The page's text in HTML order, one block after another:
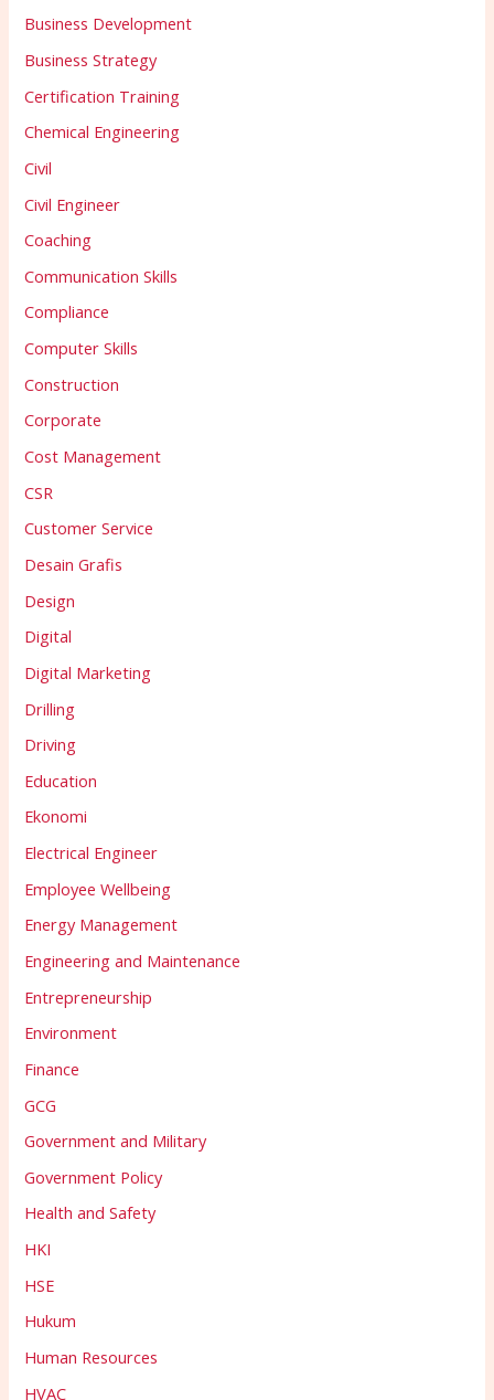
Business Development
Business Strategy
Certification Training
Chemical Engineering
Civil
Civil Engineer
Coaching
Communication Skills
Compliance
Computer Skills
Construction
Corporate
Cost Management
CSR
Customer Service
Desain Grafis
Design
Digital
Digital Marketing
Drilling
Driving
Education
Ekonomi
Electrical Engineer
Employee Wellbeing
Energy Management
Engineering and Maintenance
Entrepreneurship
Environment
Finance
GCG
Government and Military
Government Policy
Health and Safety
HKI
HSE
Hukum
Human Resources
HVAC